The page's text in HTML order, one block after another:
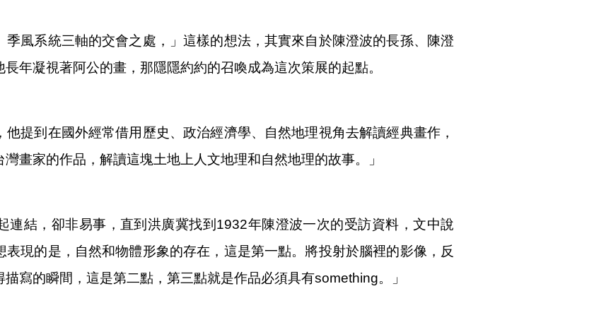
季風系統三軸的交會之處，」這樣的想法，其實來自於陳澄波的長孫、陳澄
年凝視著阿公的畫，那隱隱約約的召喚成為這次策展的起點。
提到在國外經常借用歷史、政治經濟學、自然地理視角去解讀經典畫作，
灣畫家的作品，解讀這塊土地上人文地理和自然地理的故事。」
連結，卻非易事，直到洪廣冀找到1932年陳澄波一次的受訪資料，文中說
現的是，自然和物體形象的存在，這是第一點。將投射於腦裡的影像，反
寫的瞬間，這是第二點，第三點就是作品必須具有something。」